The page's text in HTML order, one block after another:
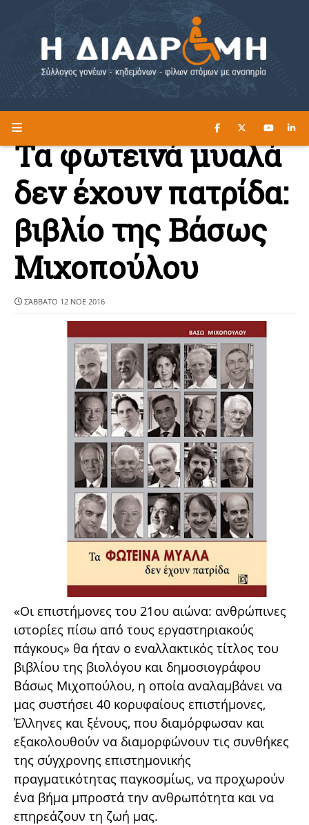
Η ΔΙΑΔΡΟΜΗ ΔΙΑΒΑΣΤΕ ΕΔΩ ►
Τα φωτεινά μυαλά
δεν έχουν πατρίδα:
βιβλίο της Βάσως
Μιχοπούλου
ΣΆΒΒΑΤΟ 12 ΝΟΕ 2016
«Οι επιστήμονες του 21ου αιώνα: ανθρώπινες
ιστορίες πίσω από τους εργαστηριακούς
πάγκους» θα ήταν ο εναλλακτικός τίτλος του
βιβλίου της βιολόγου και δημοσιογράφου
Βάσως Μιχοπούλου, η οποία αναλαμβάνει να
μας συστήσει 40 κορυφαίους επιστήμονες,
Έλληνες και ξένους, που διαμόρφωσαν και
εξακολουθούν να διαμορφώνουν τις συνθήκες
της σύγχρονης επιστημονικής
πραγματικότητας παγκοσμίως, να προχωρούν
ένα βήμα μπροστά την ανθρωπότητα και να
επηρεάζουν τη ζωή μας.